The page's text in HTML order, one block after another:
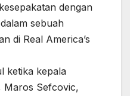
dengan
sebuah
di Real America’s
ketika kepala
Maros Sefcovic,